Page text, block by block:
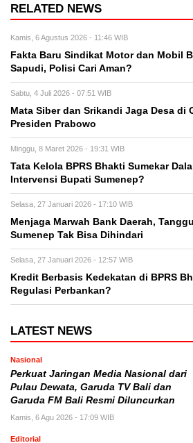
RELATED NEWS
Kamis, 6 Agustus 2026 - 11:46 WIB
Fakta Baru Sindikat Motor dan Mobil
Sapudi, Polisi Cari Aman?
Sabtu, 4 Juli 2026 - 07:51 WIB
Mata Siber dan Srikandi Jaga Desa di
Presiden Prabowo
Minggu, 8 Maret 2026 - 19:31 WIB
Tata Kelola BPRS Bhakti Sumekar
Intervensi Bupati Sumenep?
Selasa, 27 Januari 2026 - 17:10 WIB
Menjaga Marwah Bank Daerah,
Sumenep Tak Bisa Dihindari
Selasa, 27 Januari 2026 - 12:57 WIB
Kredit Berbasis Kedekatan di BPRS
Regulasi Perbankan?
LATEST NEWS
Nasional
Perkuat Jaringan Media Nasional dari
Pulau Dewata, Garuda TV Bali dan
Garuda FM Bali Resmi Diluncurkan
Kamis, 6 Agu 2026 - 17:09 WIB
Editorial